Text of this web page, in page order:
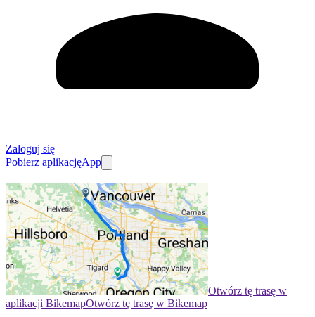
Zaloguj się
Pobierz aplikacjęApp
Otwórz tę trasę w
aplikacji BikemapOtwórz tę trasę w Bikemap